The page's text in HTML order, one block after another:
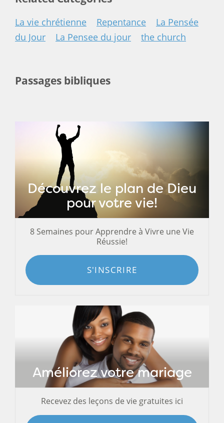
La vie chrétienne Repentance
La Pensée
du Jour
La Pensee du jour the church
Passages bibliques
Découvrez le plan de Dieu
pour votre vie!
8 Semaines pour Apprendre à Vivre une Vie
Réussie!
S'INSCRIRE
Améliorez votre mariage
Recevez des leçons de vie gratuites ici